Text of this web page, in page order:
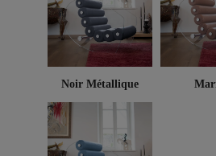
Noir Métallique